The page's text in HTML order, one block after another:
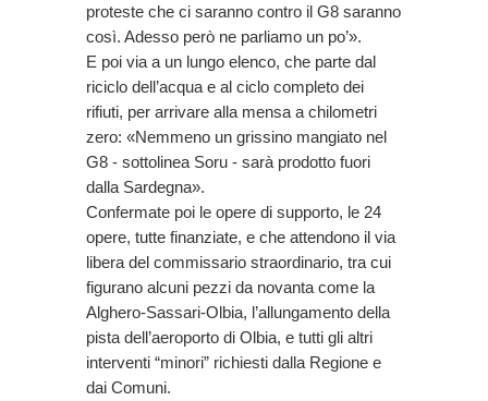
proteste che ci saranno contro il G8 saranno
così. Adesso però ne parliamo un po’».
E poi via a un lungo elenco, che parte dal
riciclo dell’acqua e al ciclo completo dei
rifiuti, per arrivare alla mensa a chilometri
zero: «Nemmeno un grissino mangiato nel
G8 - sottolinea Soru - sarà prodotto fuori
dalla Sardegna».
Confermate poi le opere di supporto, le 24
opere, tutte finanziate, e che attendono il via
libera del commissario straordinario, tra cui
figurano alcuni pezzi da novanta come la
Alghero-Sassari-Olbia, l’allungamento della
pista dell’aeroporto di Olbia, e tutti gli altri
interventi “minori” richiesti dalla Regione e
dai Comuni.